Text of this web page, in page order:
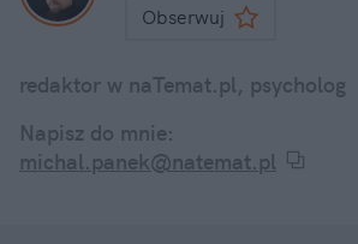
Obserwuj
redaktor w naTemat.pl, psycholog
Napisz do mnie:
michal.panek@natemat.pl